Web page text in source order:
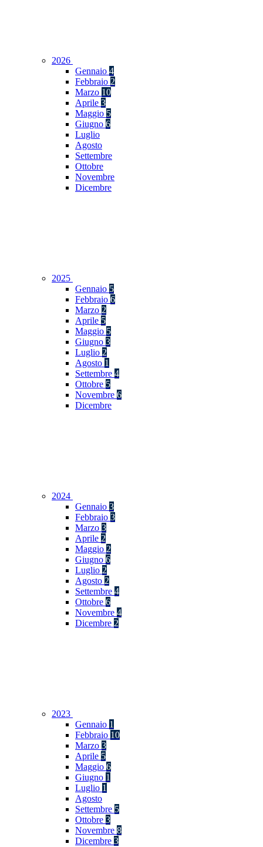
2026
Gennaio 4
Febbraio 2
Marzo 10
Aprile 3
Maggio 5
Giugno 6
Luglio
Agosto
Settembre
Ottobre
Novembre
Dicembre
2025
Gennaio 5
Febbraio 6
Marzo 2
Aprile 5
Maggio 5
Giugno 3
Luglio 2
Agosto 1
Settembre 4
Ottobre 5
Novembre 6
Dicembre
2024
Gennaio 3
Febbraio 3
Marzo 3
Aprile 2
Maggio 2
Giugno 6
Luglio 2
Agosto 2
Settembre 4
Ottobre 6
Novembre 4
Dicembre 2
2023
Gennaio 1
Febbraio 10
Marzo 3
Aprile 5
Maggio 6
Giugno 1
Luglio 1
Agosto
Settembre 5
Ottobre 3
Novembre 8
Dicembre 3